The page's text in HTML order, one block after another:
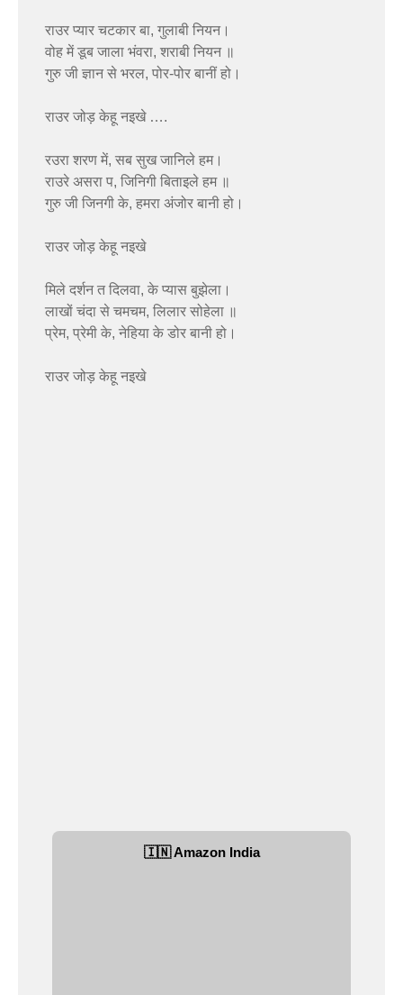
राउर प्यार चटकार बा, गुलाबी नियन।
वोह में डूब जाला भंवरा, शराबी नियन ॥
गुरु जी ज्ञान से भरल, पोर-पोर बानीं हो।
राउर जोड़ केहू नइखे ….
रउरा शरण में, सब सुख जानिले हम।
राउरे असरा प, जिनिगी बिताइले हम ॥
गुरु जी जिनगी के, हमरा अंजोर बानी हो।
राउर जोड़ केहू नइखे
मिले दर्शन त दिलवा, के प्यास बुझेला।
लाखों चंदा से चमचम, लिलार सोहेला ॥
प्रेम, प्रेमी के, नेहिया के डोर बानी हो।
राउर जोड़ केहू नइखे
🇮🇳 Amazon India